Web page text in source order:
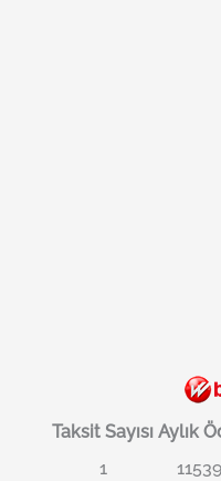
Taksit Sayısı Aylık
1